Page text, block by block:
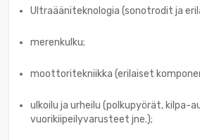
Ultraääniteknologia (sonotrodit ja
merenkulku;
moottoritekniikka (erilaiset
ulkoilu ja urheilu (polkupyörät, kilpa-
vuorikiipeilyvarusteet jne.);